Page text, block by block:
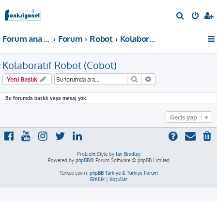
r
Forum ana sayfa Forum Robot Kolaboratif Robot (Cobot)
Kolaboratif Robot (Cobot)
Yeni Başlık Ara
Bu forumda başlık veya mesaj yok.
Geçiş yap
ProLight Style by Ian Bradley
Powered by phpBB® Forum Software © phpBB Limited
Türkçe çeviri: phpBB Türkiye& Türkiye Forum
Gizlilik | Koşullar